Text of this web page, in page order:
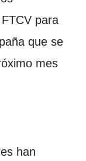
para
que se
mes
han